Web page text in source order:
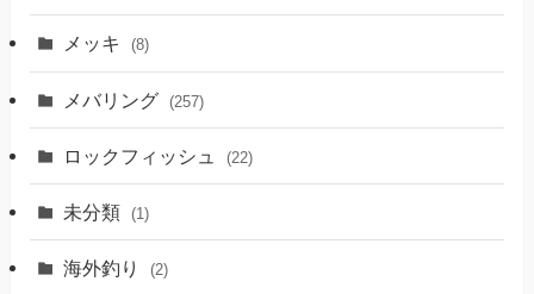
メッキ (8)
メバリング (257)
ロックフィッシュ (22)
未分類 (1)
海外釣り (2)